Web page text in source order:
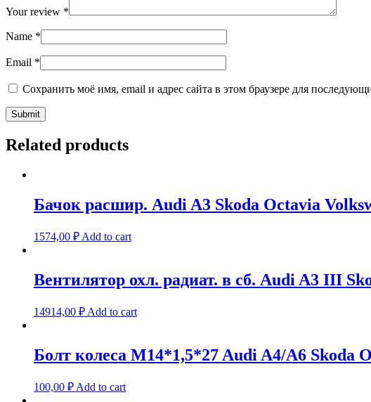
Your review *
Name *
Email *
Сохранить моё имя, email и адрес сайта в этом браузере для
Related products
Бачок расшир. Audi A3 Skoda Octavia
1574,00 ₽ Add to cart
Вентилятор охл. радиат. в сб. Audi A3 III
14914,00 ₽ Add to cart
Болт колеса M14*1,5*27 Audi A4/A6 Skoda
100,00 ₽ Add to cart